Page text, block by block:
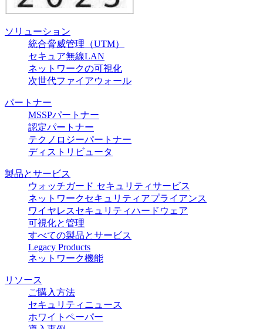
ソリューション
統合脅威管理（UTM）
セキュア無線LAN
ネットワークの可視化
次世代ファイアウォール
パートナー
MSSPパートナー
認定パートナー
テクノロジーパートナー
ディストリビュータ
製品とサービス
ウォッチガード セキュリティサービス
ネットワークセキュリティアプライアンス
ワイヤレスセキュリティハードウェア
可視化と管理
すべての製品とサービス
Legacy Products
ネットワーク機能
リソース
ご購入方法
セキュリティニュース
ホワイトペーパー